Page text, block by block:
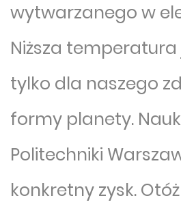
wytwarzanego w
Niższa
tylko dla naszego
formy planety.
Politechniki
konkretny zysk.